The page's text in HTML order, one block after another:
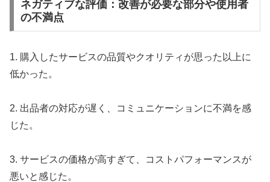
ネガティブな評価：改善が必要な部分や使用者
の不満点
1. 購入したサービスの品質やクオリティが思った以上に
低かった。
2. 出品者の対応が遅く、コミュニケーションに不満を感
じた。
3. サービスの価格が高すぎて、コストパフォーマンスが
悪いと感じた。